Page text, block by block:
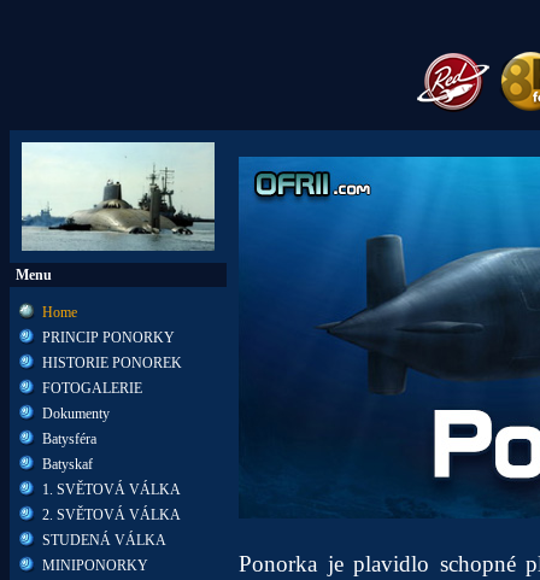
Menu
Home
PRINCIP PONORKY
HISTORIE PONOREK
FOTOGALERIE
Dokumenty
Batysféra
Batyskaf
1. SVĚTOVÁ VÁLKA
2. SVĚTOVÁ VÁLKA
STUDENÁ VÁLKA
MINIPONORKY
Ponorka je plavidlo schopné